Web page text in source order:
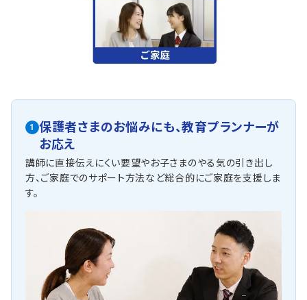
1 保護者さまのお悩みにも、教育プランナーが
お応え
講師に直接伝えにくい要望やお子さまのやる気の引き出し
方、ご家庭でのサポート方法など総合的にご家庭を支援しま
す。